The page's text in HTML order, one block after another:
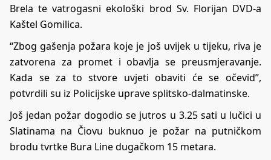
Brela te vatrogasni ekološki brod Sv. Florijan DVD-a
Kaštel Gomilica.
“Zbog gašenja požara koje je još uvijek u tijeku, riva je
zatvorena za promet i obavlja se preusmjeravanje.
Kada se za to stvore uvjeti obaviti će se očevid”,
potvrdili su iz Policijske uprave splitsko-dalmatinske.
Još jedan požar dogodio se jutros u 3.25 sati u lučici u
Slatinama na Čiovu buknuo je požar na putničkom
brodu tvrtke Bura Line dugačkom 15 metara.